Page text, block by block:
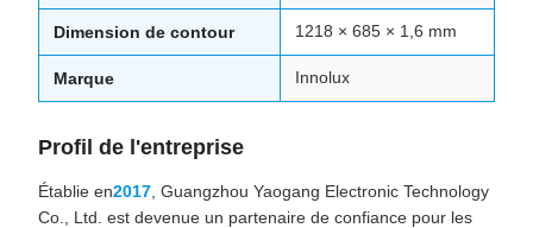
Dimension de contour 1218 × 685 × 1,6 mm
Marque Innolux
Profil de l'entreprise
Établie en2017 , Guangzhou Yaogang Electronic Technology
Co., Ltd. est devenue un partenaire de confiance pour les